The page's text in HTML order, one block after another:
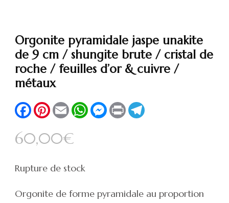
Orgonite pyramidale jaspe unakite
de 9 cm / shungite brute / cristal de
roche / feuilles d’or & cuivre /
métaux
FacebookPinterest
Email WhatsApp
Messenger
Print
60,00€
Rupture de stock
Orgonite de forme pyramidale au proportion